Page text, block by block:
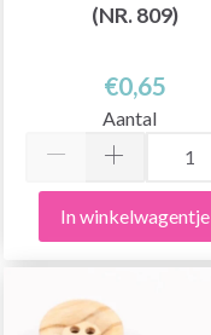
(NR. 809)
€0,65
Aantal
In winkelwagentje